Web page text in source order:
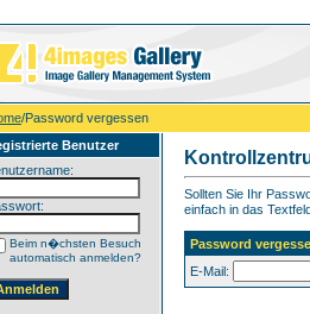
/Password vergessen
Benutzer
Beim n�chsten Besuch
automatisch anmelden?
Sollten Sie Ihr
einfach in das
Password
E-Mail: